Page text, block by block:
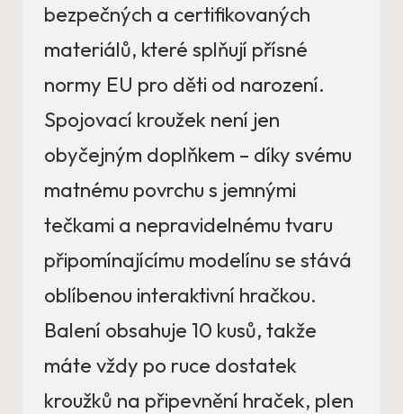
bezpečných a certifikovaných
materiálů, které splňují přísné
normy EU pro děti od narození.
Spojovací kroužek není jen
obyčejným doplňkem – díky svému
matnému povrchu s jemnými
tečkami a nepravidelnému tvaru
připomínajícímu modelínu se stává
oblíbenou interaktivní hračkou.
Balení obsahuje 10 kusů, takže
máte vždy po ruce dostatek
kroužků na připevnění hraček, plen